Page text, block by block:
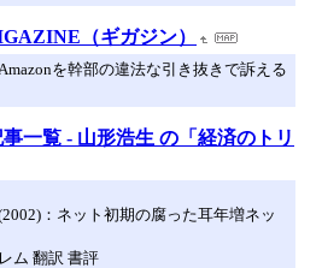
（ギガジン）
を幹部の違法な引き抜きで訴える
一覧 - 山形浩生 の「経済のトリ
：ネット初期の腐った耳年増ネッ
ム 翻訳 書評